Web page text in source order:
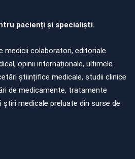
pacienți și specialiști.
medicii colaboratori, editoriale
opinii internaționale, ultimele
științifice medicale, studii clinice
de medicamente, tratamente
medicale preluate din surse de